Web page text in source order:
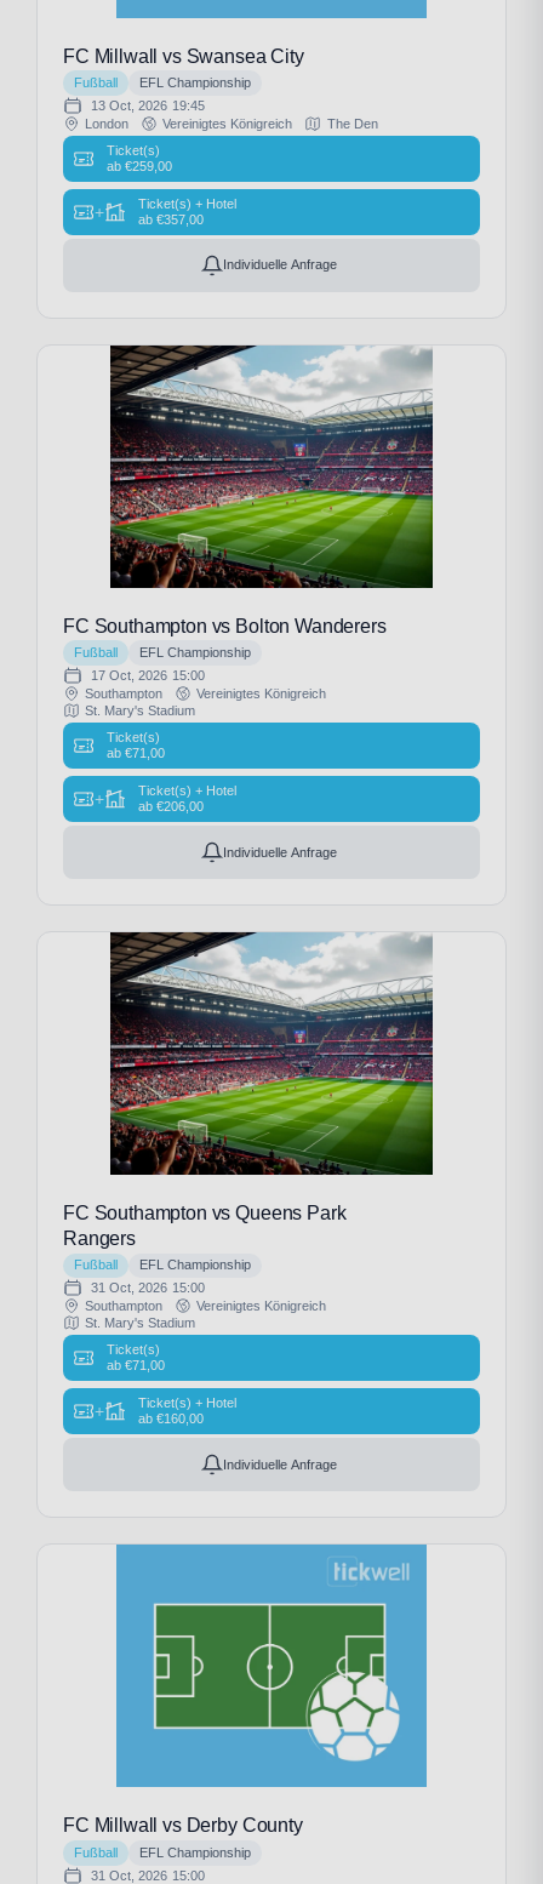
FC Millwall vs Swansea City
Fußball
EFL Championship
13 Oct, 2026 19:45
London
Vereinigtes Königreich
The Den
Ticket(s)
ab €259,00
+
Ticket(s) + Hotel
ab €357,00
Individuelle Anfrage
FC Southampton vs Bolton Wanderers
Fußball
EFL Championship
17 Oct, 2026 15:00
Southampton
Vereinigtes Königreich
St. Mary's Stadium
Ticket(s)
ab €71,00
+
Ticket(s) + Hotel
ab €206,00
Individuelle Anfrage
FC Southampton vs Queens Park
Rangers
Fußball
EFL Championship
31 Oct, 2026 15:00
Southampton
Vereinigtes Königreich
St. Mary's Stadium
Ticket(s)
ab €71,00
+
Ticket(s) + Hotel
ab €160,00
Individuelle Anfrage
FC Millwall vs Derby County
Fußball
EFL Championship
31 Oct, 2026 15:00